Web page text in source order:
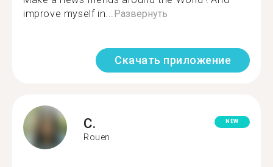
improve myself in...Развернуть
Скачать приложение
C.
Rouen
NEW